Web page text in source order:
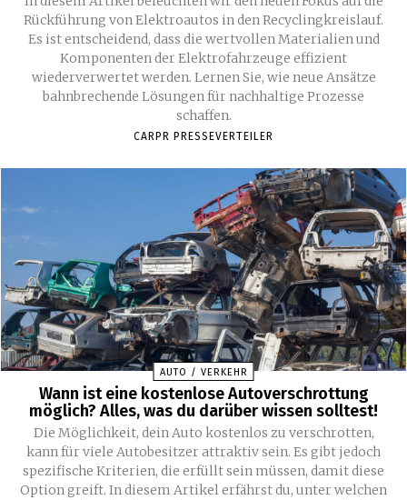
Rückführung von Elektroautos in den Recyclingkreislauf.
Es ist entscheidend, dass die wertvollen Materialien und
Komponenten der Elektrofahrzeuge effizient
wiederverwertet werden. Lernen Sie, wie neue Ansätze
bahnbrechende Lösungen für nachhaltige Prozesse
schaffen.
CARPR PRESSEVERTEILER
AUTO / VERKEHR
Wann ist eine kostenlose Autoverschrottung
möglich? Alles, was du darüber wissen solltest!
Die Möglichkeit, dein Auto kostenlos zu verschrotten,
kann für viele Autobesitzer attraktiv sein. Es gibt jedoch
spezifische Kriterien, die erfüllt sein müssen, damit diese
Option greift. In diesem Artikel erfährst du, unter welchen